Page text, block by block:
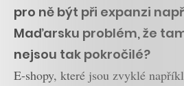
pro ně být při expanzi
Maďarsku problém, že
nejsou tak pokročilé?
E-shopy, které jsou zvyklé